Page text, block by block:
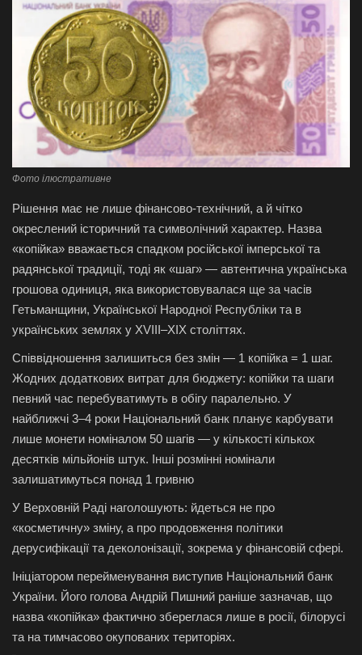
Політика
Економіка
Технології
Спорт
Авто
Відео
Мова
English Ukraine
Фото ілюстративне
Рішення має не лише фінансово-технічний, а й чітко
окреслений історичний та символічний характер. Назва
«копійка» вважається спадком російської імперської та
радянської традиції, тоді як «шаг» — автентична українська
грошова одиниця, яка використовувалася ще за часів
Гетьманщини, Української Народної Республіки та в
українських землях у XVIII–XIX століттях.
Співвідношення залишиться без змін — 1 копійка = 1 шаг.
Жодних додаткових витрат для бюджету: копійки та шаги
певний час перебуватимуть в обігу паралельно. У
найближчі 3–4 роки Національний банк планує карбувати
лише монети номіналом 50 шагів — у кількості кількох
десятків мільйонів штук. Інші розмінні номінали
залишатимуться понад 1 гривню
У Верховній Раді наголошують: йдеться не про
«косметичну» зміну, а про продовження політики
дерусифікації та деколонізації, зокрема у фінансовій сфері.
Ініціатором перейменування виступив Національний банк
України. Його голова Андрій Пишний раніше зазначав, що
назва «копійка» фактично збереглася лише в росії, білорусі
та на тимчасово окупованих територіях.